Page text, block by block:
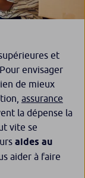
et
envisager
de mieux
assurance
la dépense la
vite se
aides au
aider à faire